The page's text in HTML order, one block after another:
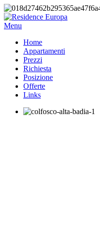
Menu
Home
Appartamenti
Prezzi
Richiesta
Posizione
Offerte
Links